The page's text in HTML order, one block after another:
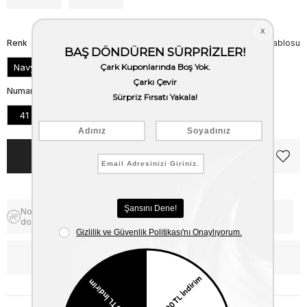
Beden Tablosu
Renk
Navy
Numara
41
Notify me when the price goes
down
WhatsApp’tan Bilgi Al